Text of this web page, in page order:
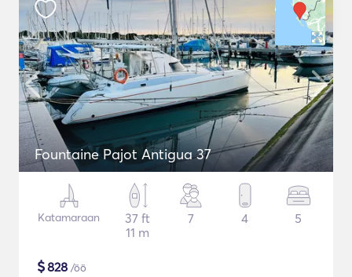
Fountaine Pajot Antigua 37
Katamaraan
37 ft
11 m
7 4 5
$828 /öö